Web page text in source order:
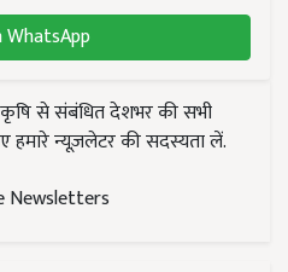
WhatsApp
से संबंधित देशभर की सभी
न्यूज़लेटर की सदस्यता लें.
Newsletters